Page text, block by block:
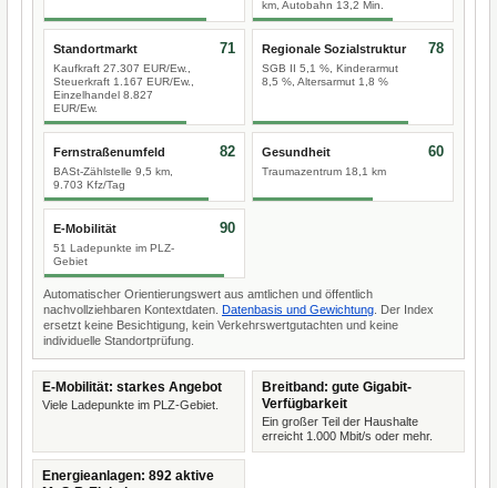
km, Autobahn 13,2 Min.
Standortmarkt
Kaufkraft 27.307 EUR/Ew.,
Steuerkraft 1.167 EUR/Ew.,
Einzelhandel 8.827
EUR/Ew.
71 Regionale Sozialstruktur
SGB II 5,1 %, Kinderarmut
8,5 %, Altersarmut 1,8 %
78
Fernstraßenumfeld
BASt-Zählstelle 9,5 km,
9.703 Kfz/Tag
82 Gesundheit
Traumazentrum 18,1 km
60
E-Mobilität
51 Ladepunkte im PLZ-
Gebiet
90
Automatischer Orientierungswert aus amtlichen und öffentlich
nachvollziehbaren Kontextdaten. Datenbasis und Gewichtung . Der Index
ersetzt keine Besichtigung, kein Verkehrswertgutachten und keine
individuelle Standortprüfung.
E-Mobilität: starkes Angebot
Viele Ladepunkte im PLZ-Gebiet.
Breitband: gute Gigabit-
Verfügbarkeit
Ein großer Teil der Haushalte
erreicht 1.000 Mbit/s oder mehr.
Energieanlagen: 892 aktive